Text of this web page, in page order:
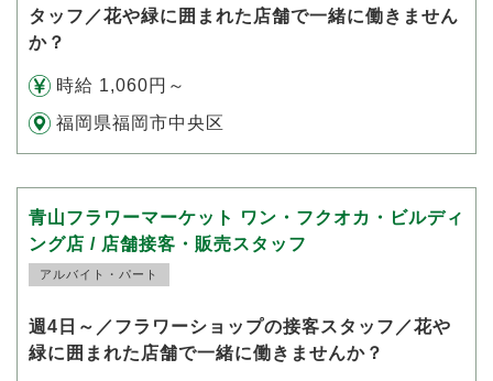
タッフ／花や緑に囲まれた店舗で一緒に働きません
か？
時給 1,060円～
福岡県福岡市中央区
青山フラワーマーケット ワン・フクオカ・ビルディ
ング店 / 店舗接客・販売スタッフ
アルバイト・パート
週4日～／フラワーショップの接客スタッフ／花や
緑に囲まれた店舗で一緒に働きませんか？